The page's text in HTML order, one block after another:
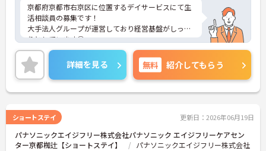
京都府京都市右京区に位置するデイサービスにて生
活相談員の募集です！
大手法人グループが運営しており経営基盤がしっか
りとしています◎
ご興味ある方には、面接対策ポイントなど、さらに
詳細をお話しいたしますのでお気軽にご相談くださ
い！
詳細を見る 無料 紹介してもらう
ショートステイ 更新日：2026年06月19日
パナソニックエイジフリー株式会社パナソニック エイジフリーケアセン
ター京都椥辻【ショートステイ】
パナソニックエイジフリー株式会社